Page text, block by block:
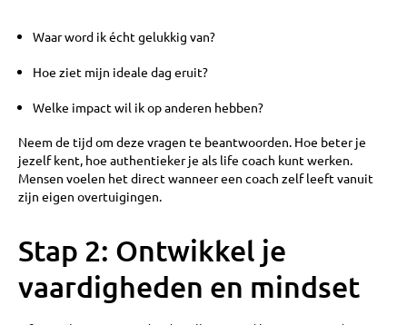
Waar word ik écht gelukkig van?
Hoe ziet mijn ideale dag eruit?
Welke impact wil ik op anderen hebben?
Neem de tijd om deze vragen te beantwoorden. Hoe beter je
jezelf kent, hoe authentieker je als life coach kunt werken.
Mensen voelen het direct wanneer een coach zelf leeft vanuit
zijn eigen overtuigingen.
Stap 2: Ontwikkel je
vaardigheden en mindset